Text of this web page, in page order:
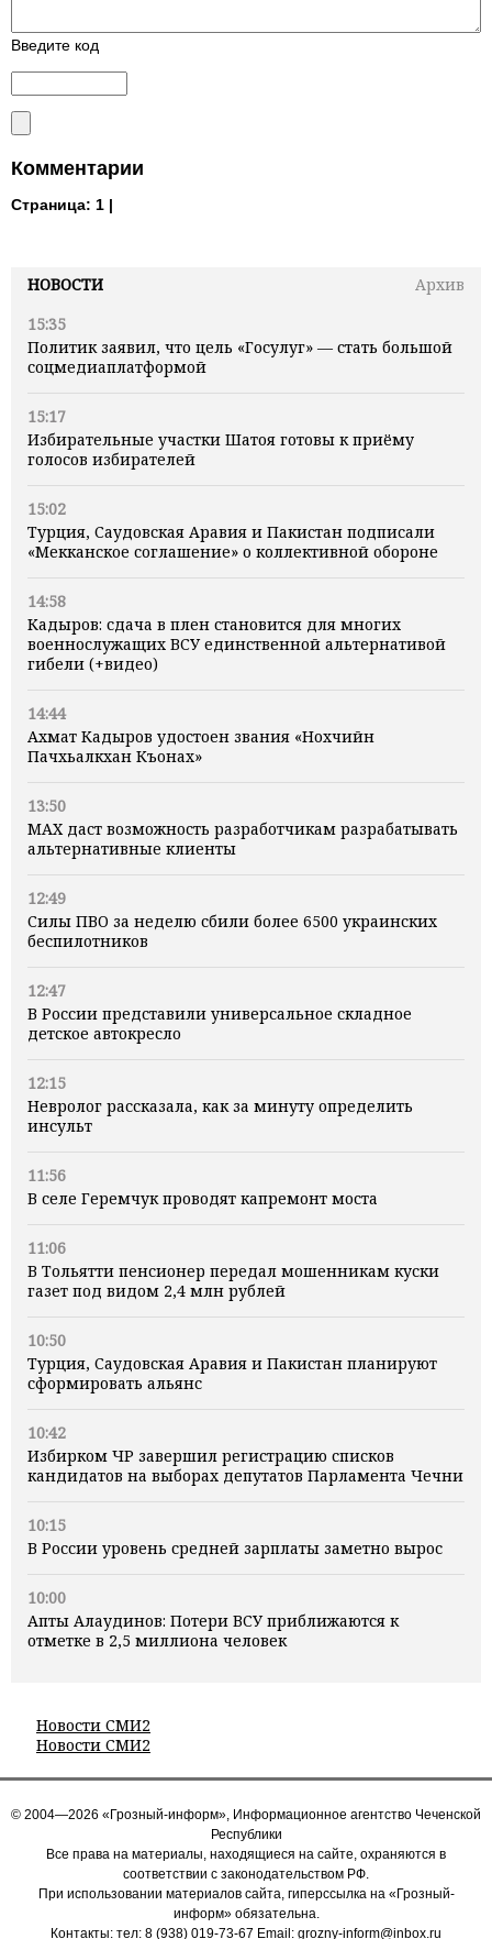
НОВОСТИ
Архив
15:35
Политик заявил, что цель «Госулуг» — стать большой
соцмедиаплатформой
15:17
Избирательные участки Шатоя готовы к приёму
голосов избирателей
15:02
Турция, Саудовская Аравия и Пакистан подписали
«Мекканское соглашение» о коллективной обороне
14:58
Кадыров: сдача в плен становится для многих
военнослужащих ВСУ единственной альтернативой
гибели (+видео)
14:44
Ахмат Кадыров удостоен звания «Нохчийн
Пачхьалкхан Къонах»
13:50
MAX даст возможность разработчикам разрабатывать
альтернативные клиенты
12:49
Силы ПВО за неделю сбили более 6500 украинских
беспилотников
12:47
В России представили универсальное складное
детское автокресло
12:15
Невролог рассказала, как за минуту определить
инсульт
11:56
В селе Геремчук проводят капремонт моста
11:06
В Тольятти пенсионер передал мошенникам куски
газет под видом 2,4 млн рублей
10:50
Турция, Саудовская Аравия и Пакистан планируют
сформировать альянс
10:42
Избирком ЧР завершил регистрацию списков
кандидатов на выборах депутатов Парламента Чечни
10:15
В России уровень средней зарплаты заметно вырос
10:00
Апты Алаудинов: Потери ВСУ приближаются к
отметке в 2,5 миллиона человек
Новости СМИ2
Новости СМИ2
Введите код
Комментарии
Страница: 1 |
© 2004—2026 «Грозный-информ», Информационное агентство Чеченской
Республики
Все права на материалы, находящиеся на сайте, охраняются в
соответствии с законодательством РФ.
При использовании материалов сайта, гиперссылка на «Грозный-
информ» обязательна.
Контакты: тел: 8 (938) 019-73-67 Email: grozny-inform@inbox.ru